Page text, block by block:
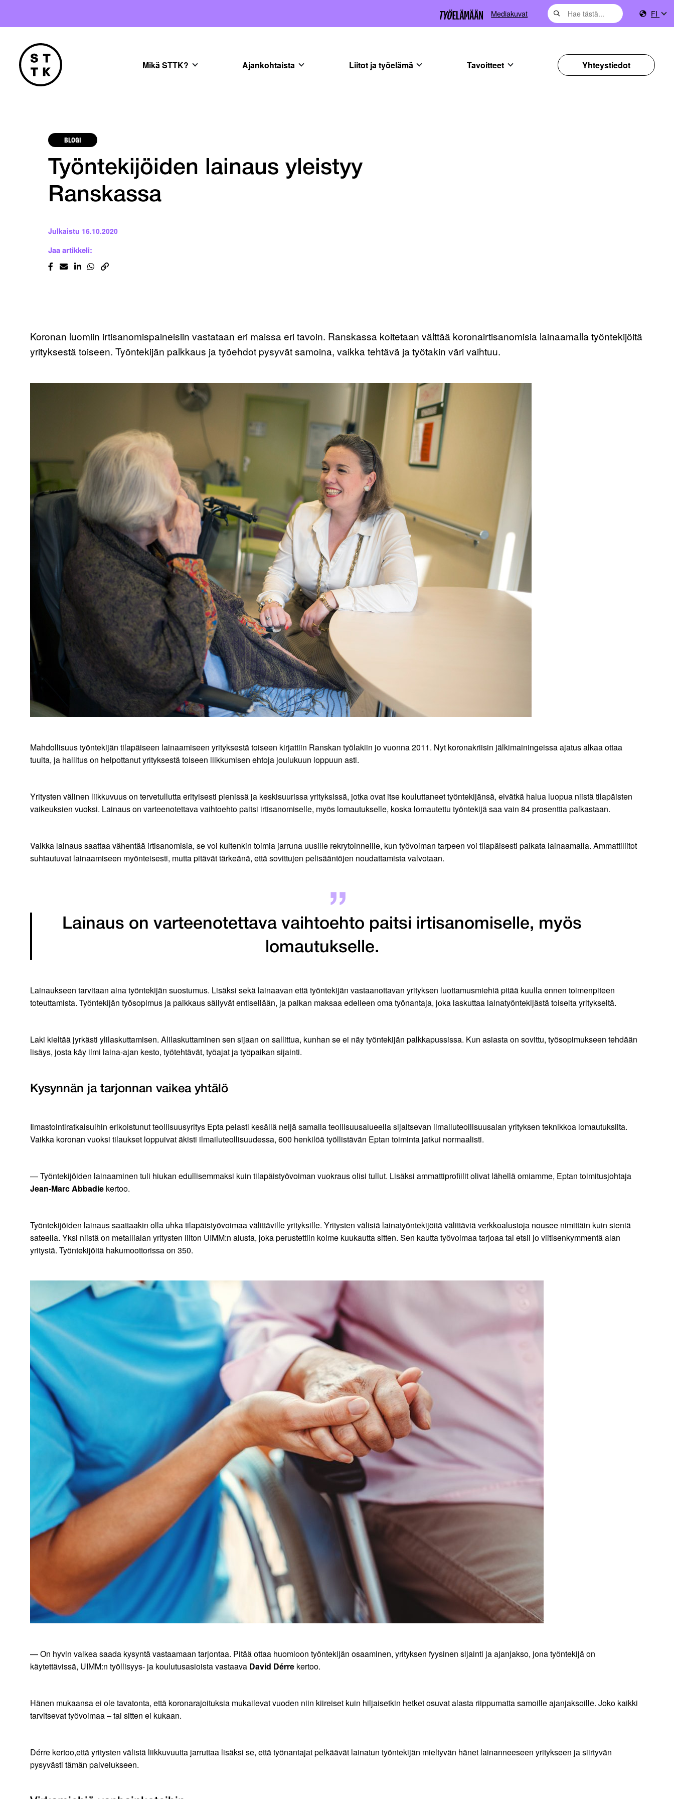
Mediakuvat FI
Mikä STTK? Ajankohtaista Liitot ja työelämä Tavoitteet Yhteystiedot
BLOGI
Työntekijöiden lainaus yleistyy
Ranskassa
Julkaistu 16.10.2020
Jaa artikkeli:
Koronan luomiin irtisanomispaineisiin vastataan eri maissa eri tavoin. Ranskassa koitetaan välttää koronairtisanomisia lainaamalla työntekijöitä
yrityksestä toiseen. Työntekijän palkkaus ja työehdot pysyvät samoina, vaikka tehtävä ja työtakin väri vaihtuu.
Mahdollisuus työntekijän tilapäiseen lainaamiseen yrityksestä toiseen kirjattiin Ranskan työlakiin jo vuonna 2011. Nyt koronakriisin jälkimainingeissa ajatus alkaa ottaa
tuulta, ja hallitus on helpottanut yrityksestä toiseen liikkumisen ehtoja joulukuun loppuun asti.
Yritysten välinen liikkuvuus on tervetullutta erityisesti pienissä ja keskisuurissa yrityksissä, jotka ovat itse kouluttaneet työntekijänsä, eivätkä halua luopua niistä tilapäisten
vaikeuksien vuoksi. Lainaus on varteenotettava vaihtoehto paitsi irtisanomiselle, myös lomautukselle, koska lomautettu työntekijä saa vain 84 prosenttia palkastaan.
Vaikka lainaus saattaa vähentää irtisanomisia, se voi kuitenkin toimia jarruna uusille rekrytoinneille, kun työvoiman tarpeen voi tilapäisesti paikata lainaamalla. Ammattiliitot
suhtautuvat lainaamiseen myönteisesti, mutta pitävät tärkeänä, että sovittujen pelisääntöjen noudattamista valvotaan.
Lainaus on varteenotettava vaihtoehto paitsi irtisanomiselle, myös
lomautukselle.
Lainaukseen tarvitaan aina työntekijän suostumus. Lisäksi sekä lainaavan että työntekijän vastaanottavan yrityksen luottamusmiehiä pitää kuulla ennen toimenpiteen
toteuttamista. Työntekijän työsopimus ja palkkaus säilyvät entisellään, ja palkan maksaa edelleen oma työnantaja, joka laskuttaa lainatyöntekijästä toiselta yritykseltä.
Laki kieltää jyrkästi ylilaskuttamisen. Alilaskuttaminen sen sijaan on sallittua, kunhan se ei näy työntekijän palkkapussissa. Kun asiasta on sovittu, työsopimukseen tehdään
lisäys, josta käy ilmi laina-ajan kesto, työtehtävät, työajat ja työpaikan sijainti.
Kysynnän ja tarjonnan vaikea yhtälö
Ilmastointiratkaisuihin erikoistunut teollisuusyritys Epta pelasti kesällä neljä samalla teollisuusalueella sijaitsevan ilmailuteollisuusalan yrityksen teknikkoa lomautuksilta.
Vaikka koronan vuoksi tilaukset loppuivat äkisti ilmailuteollisuudessa, 600 henkilöä työllistävän Eptan toiminta jatkui normaalisti.
— Työntekijöiden lainaaminen tuli hiukan edullisemmaksi kuin tilapäistyövoiman vuokraus olisi tullut. Lisäksi ammattiprofiilit olivat lähellä omiamme, Eptan toimitusjohtaja
Jean-Marc Abbadie kertoo.
Työntekijöiden lainaus saattaakin olla uhka tilapäistyövoimaa välittäville yrityksille. Yritysten välisiä lainatyöntekijöitä välittäviä verkkoalustoja nousee nimittäin kuin sieniä
sateella. Yksi niistä on metallialan yritysten liiton UIMM:n alusta, joka perustettiin kolme kuukautta sitten. Sen kautta työvoimaa tarjoaa tai etsii jo viitisenkymmentä alan
yritystä. Työntekijöitä hakumoottorissa on 350.
— On hyvin vaikea saada kysyntä vastaamaan tarjontaa. Pitää ottaa huomioon työntekijän osaaminen, yrityksen fyysinen sijainti ja ajanjakso, jona työntekijä on
käytettävissä, UIMM:n työllisyys- ja koulutusasioista vastaava David Dérre kertoo.
Hänen mukaansa ei ole tavatonta, että koronarajoituksia mukailevat vuoden niin kiireiset kuin hiljaisetkin hetket osuvat alasta riippumatta samoille ajanjaksoille. Joko kaikki
tarvitsevat työvoimaa – tai sitten ei kukaan.
Dérre kertoo,että yritysten välistä liikkuvuutta jarruttaa lisäksi se, että työnantajat pelkäävät lainatun työntekijän mieltyvän hänet lainanneeseen yritykseen ja siirtyvän
pysyvästi tämän palvelukseen.